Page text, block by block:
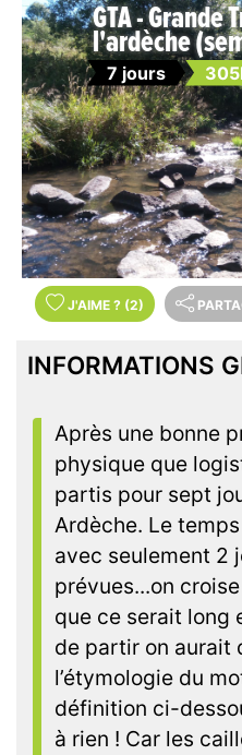
GTA - Grande
l'ardèche
7 jours
J'AIME ? (2)
INFORMATIONS
Après une bonne
physique que
partis pour sept
Ardèche. Le
avec seulement 2
prévues...on
que ce serait long
de partir on aurait
l’étymologie du
définition ci-
à rien ! Car les